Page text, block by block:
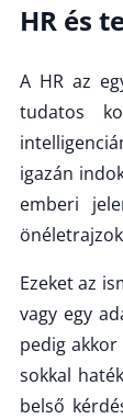
HR és
A HR az
tudatos
igazán
emberi
Ezeket az
vagy egy
pedig
sokkal
belső